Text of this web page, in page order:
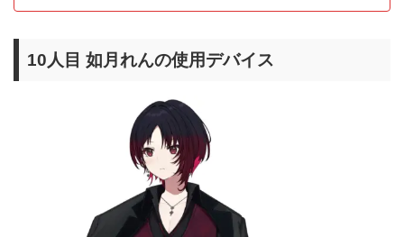
10人目 如月れんの使用デバイス